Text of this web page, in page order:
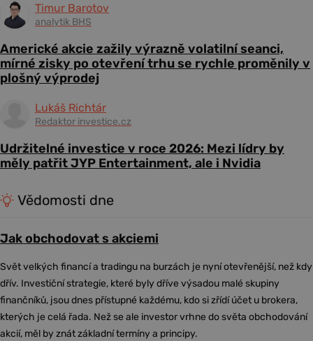
Timur Barotov
analytik BHS
Americké akcie zažily výrazně volatilní seanci,
mírné zisky po otevření trhu se rychle proměnily v
plošný výprodej
Lukáš Richtár
Redaktor investice.cz
Udržitelné investice v roce 2026: Mezi lídry by
měly patřit JYP Entertainment, ale i Nvidia
Vědomosti dne
Jak obchodovat s akciemi
Svět velkých financí a tradingu na burzách je nyní otevřenější, než kdy
dřív. Investiční strategie, které byly dříve výsadou malé skupiny
finančníků, jsou dnes přístupné každému, kdo si zřídí účet u brokera,
kterých je celá řada. Než se ale investor vrhne do světa obchodování
akcií, měl by znát základní termíny a principy.